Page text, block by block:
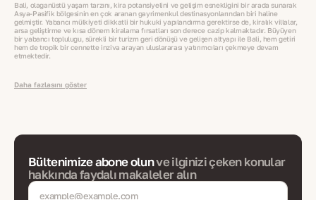
Bali, olağanüstü yaşam tarzını, kira potansiyelini ve gelişim esnekliğini bir arada sunarak
Asya-Pasifik bölgesinin en çok aranan gayrimenkul destinasyonlarından biri haline
gelmiştir. Yabancı mülkiyeti dikkatli bir hukuki yapılandırma gerektirse de, kiralık villalar,
arsa geliştirme ve kısa dönem kiralama fırsatları son derece cazip kalmaktadır. Büyüyen
bir yabancı topluluğu, sürekli bir turizm geri dönüşü ve gelişen altyapı ile Bali, hem getiri
hem de tropik bir cennette inziva arayan uluslararası yatırımcıları çekmeye devam
etmektedir.
Daha fazlasını göster
Bültenimize abone olunve ilginizi çeken konular
hakkında faydalı makaleler alın